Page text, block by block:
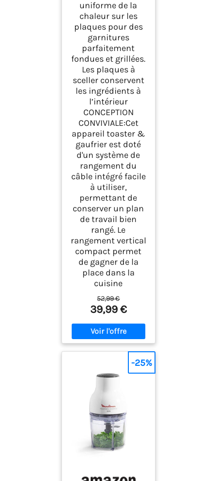
uniforme de la
chaleur sur les
plaques pour des
garnitures
parfaitement
fondues et grillées.
Les plaques à
sceller conservent
les ingrédients à
l’intérieur
CONCEPTION
CONVIVIALE:Cet
appareil toaster &
gaufrier est doté
d'un système de
rangement du
câble intégré facile
à utiliser,
permettant de
conserver un plan
de travail bien
rangé. Le
rangement vertical
compact permet
de gagner de la
place dans la
cuisine
52,99 €
39,99 €
-25%